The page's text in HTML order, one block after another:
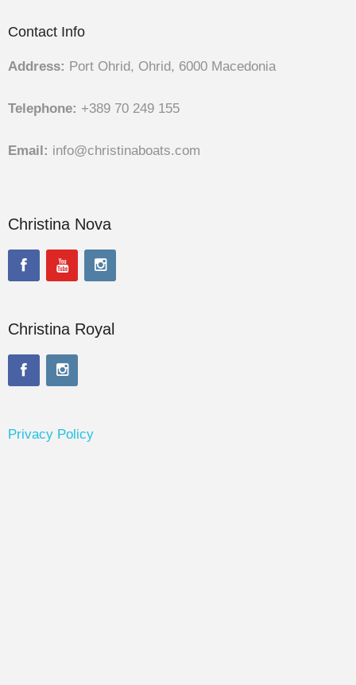
Contact Info
Address: Port Ohrid, Ohrid, 6000 Macedonia
Telephone: +389 70 249 155
Email: info@christinaboats.com
Christina Nova
Christina Royal
Privacy Policy